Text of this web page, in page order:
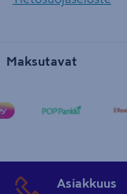
Maksutavat
Asiakkuus